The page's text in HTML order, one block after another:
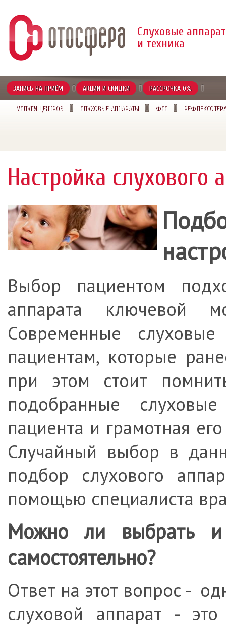
Слуховые
и техника
ЗАПИСЬ НА ПРИЁМ АКЦИИ И СКИДКИ РАССРОЧКА 0%
УСЛУГИ ЦЕНТРОВ CЛУХОВЫЕ АППАРАТЫ ФСС
Настройка слухового
Выбор пациентом
аппарата ключевой
Современные
пациентам, которые
при этом стоит
подобранные
пациента и грамотная
Случайный выбор в
подбор слухового
помощью специалиста
Можно ли выбрать и
самостоятельно?
Ответ на этот вопрос -
слуховой аппарат -